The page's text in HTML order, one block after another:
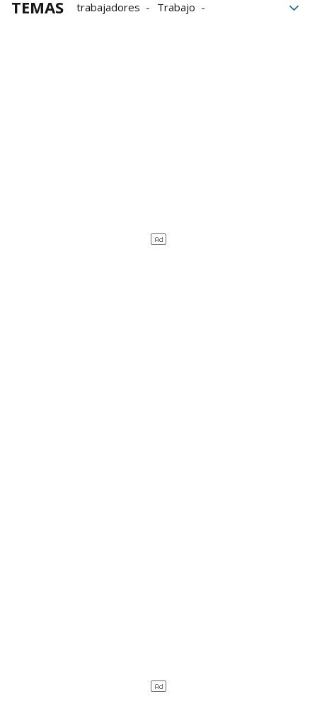
TEMAS trabajadores
Trabajo